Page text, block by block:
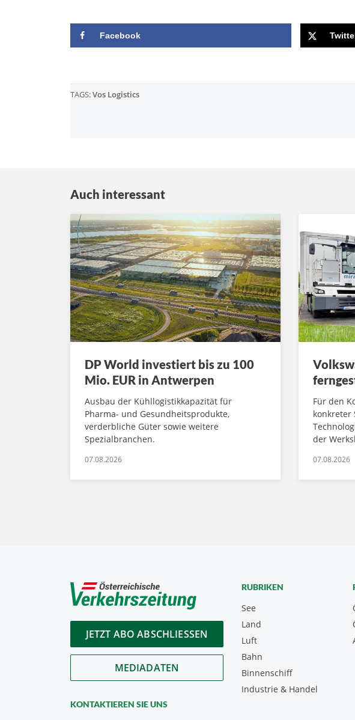
Facebook
TAGS:Vos Logistics
Auch interessant
DP World investiert bis zu 100
Mio. EUR in Antwerpen
Ausbau der Kühllogistikkapazität für
Pharma- und Gesundheitsprodukte,
verderbliche Güter sowie weitere
Spezialbranchen.
07.08.2026
Für den
konkreter
der
07.08.2026
JETZT ABO ABSCHLIESSEN
MEDIADATEN
KONTAKTIEREN SIE UNS
RUBRIKEN
See
Land
Luft
Bahn
Binnenschiff
Industrie & Handel